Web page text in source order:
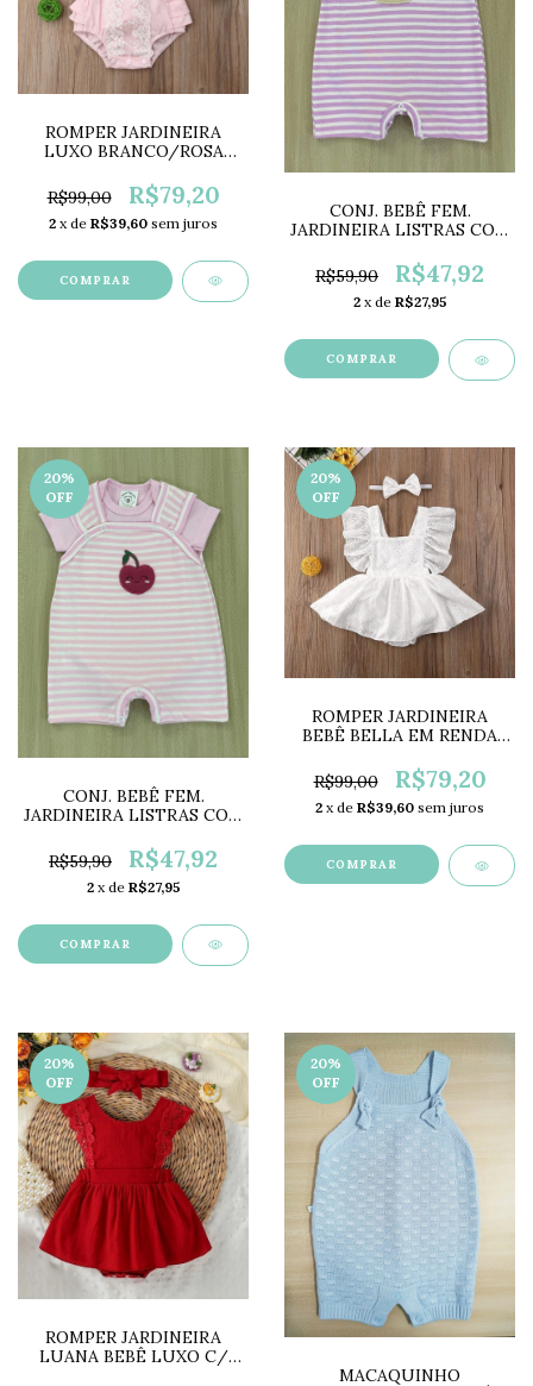
ROMPER JARDINEIRA
LUXO BRANCO/ROSA
R$99,00
R$79,20
2 x de R$39,60 sem juros
COMPRAR
CONJ. BEBÊ FEM.
JARDINEIRA LISTRAS COM
R$59,90
R$47,92
2 x de R$27,95
COMPRAR
20%
OFF
CONJ. BEBÊ FEM.
JARDINEIRA LISTRAS COM
R$59,90
R$47,92
2 x de R$27,95
COMPRAR
20%
OFF
ROMPER JARDINEIRA
BEBÊ BELLA EM RENDA
BRANCO LC0632
R$99,00 R$79,20
2 x de R$39,60 sem juros
COMPRAR
20%
OFF
ROMPER JARDINEIRA
LUANA BEBÊ LUXO C/
20%
OFF
MACAQUINHO